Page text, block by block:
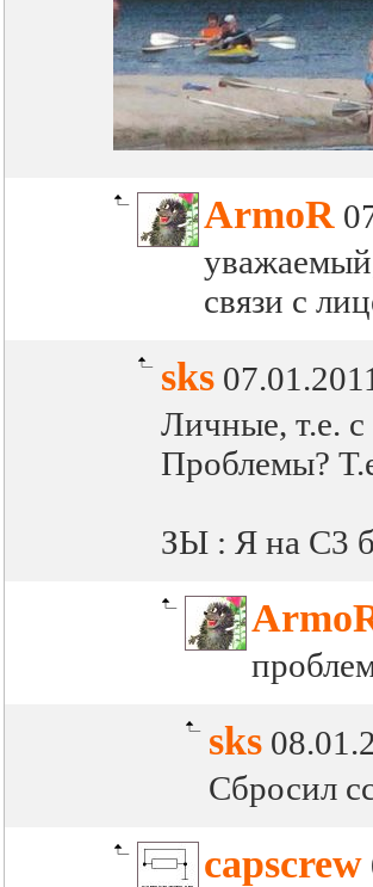
ArmoR
связи с
sks
Личные, т.е. с
Проблемы?
ЗЫ : Я на С3
sks
Сбросил
capscrew